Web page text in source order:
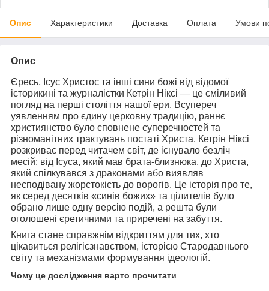
Опис Характеристики Доставка Оплата Умови
Опис
Єресь, Ісус Христос та інші сини божі від відомої
історикині та журналістки Кетрін Ніксі — це сміливий
погляд на перші століття нашої ери. Всупереч
уявленням про єдину церковну традицію, раннє
християнство було сповнене суперечностей та
різноманітних трактувань постаті Христа. Кетрін Ніксі
розкриває перед читачем світ, де існувало безліч
месій: від Ісуса, який мав брата-близнюка, до Христа,
який спілкувався з драконами або виявляв
несподівану жорстокість до ворогів. Це історія про те,
як серед десятків «синів божих» та цілителів було
обрано лише одну версію подій, а решта були
оголошені єретичними та приречені на забуття.
Книга стане справжнім відкриттям для тих, хто
цікавиться релігієзнавством, історією Стародавнього
світу та механізмами формування ідеологій.
Чому це дослідження варто прочитати